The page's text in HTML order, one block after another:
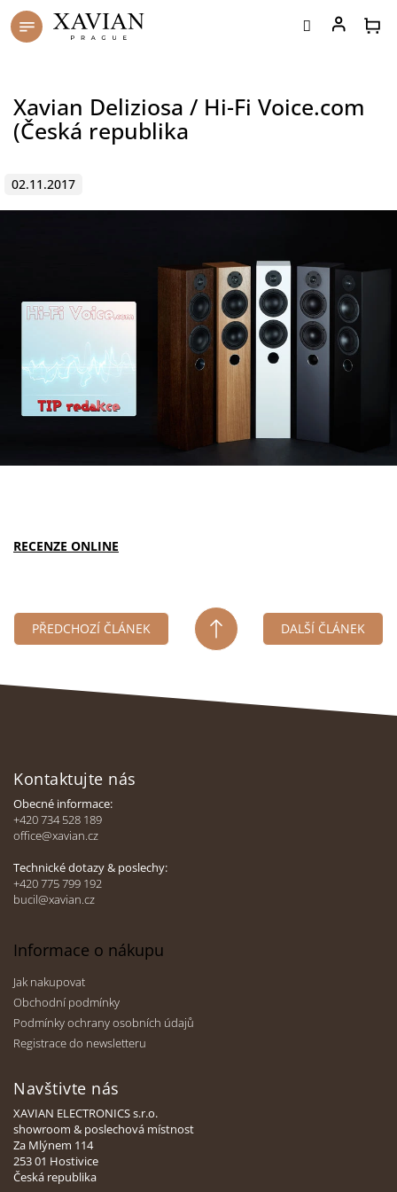
Přejít
na
Xavian Deliziosa / Hi-Fi Voice.com
(Česká republika
02.11.2017
RECENZE ONLINE
PŘEDCHOZÍ ČLÁNEK DALŠÍ ČLÁNEK
Kontaktujte nás
Obecné informace:
+420 734 528 189
office@xavian.cz
Technické dotazy & poslechy:
+420 775 799 192
bucil@xavian.cz
Informace o nákupu
Jak nakupovat
Obchodní podmínky
Podmínky ochrany osobních údajů
Registrace do newsletteru
Navštivte nás
XAVIAN ELECTRONICS s.r.o.
showroom & poslechová místnost
Za Mlýnem 114
253 01 Hostivice
Česká republika